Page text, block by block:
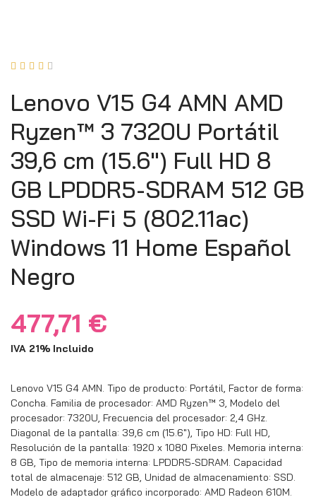
    
Lenovo V15 G4 AMN AMD
Ryzen™ 3 7320U Portátil
39,6 cm (15.6″) Full HD 8
GB LPDDR5-SDRAM 512 GB
SSD Wi-Fi 5 (802.11ac)
Windows 11 Home Español
Negro
477,71 €
IVA 21% Incluido
Lenovo V15 G4 AMN. Tipo de producto: Portátil, Factor de forma:
Concha. Familia de procesador: AMD Ryzen™ 3, Modelo del
procesador: 7320U, Frecuencia del procesador: 2,4 GHz.
Diagonal de la pantalla: 39,6 cm (15.6″), Tipo HD: Full HD,
Resolución de la pantalla: 1920 x 1080 Pixeles. Memoria interna:
8 GB, Tipo de memoria interna: LPDDR5-SDRAM. Capacidad
total de almacenaje: 512 GB, Unidad de almacenamiento: SSD.
Modelo de adaptador gráfico incorporado: AMD Radeon 610M.